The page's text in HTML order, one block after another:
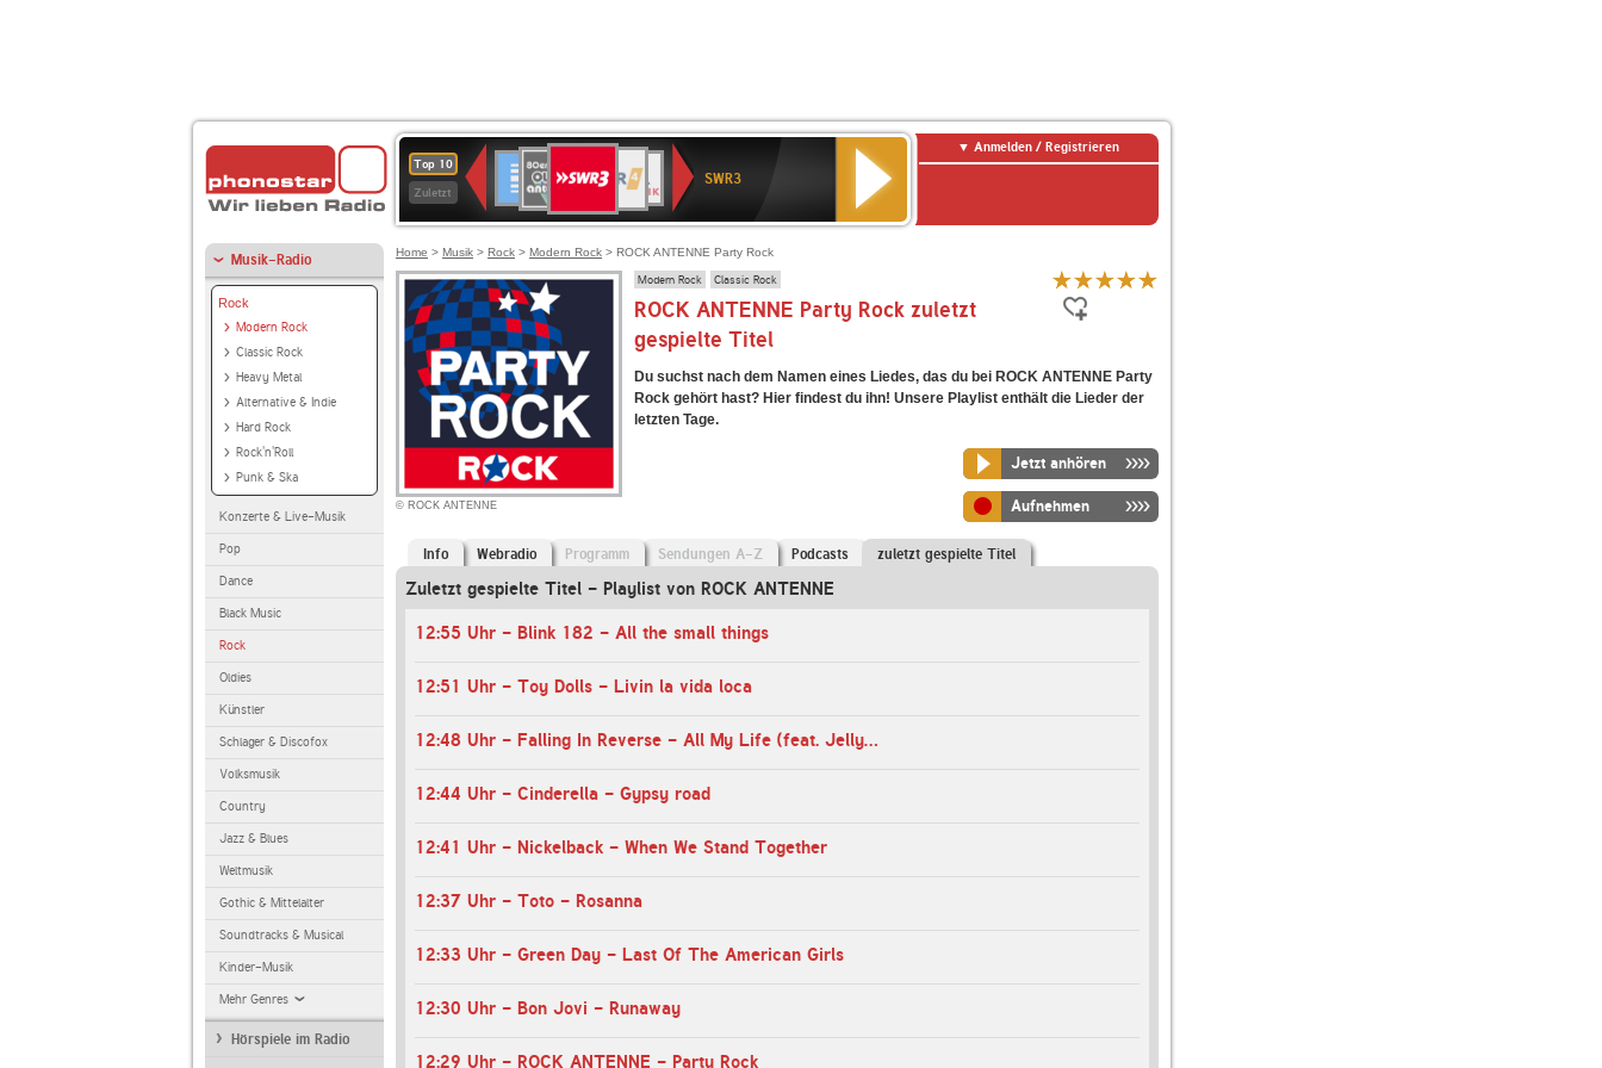
Top 10
Zuletzt
Deutschlandfunk
80er
90er
OLDIE
ANTENNE
4
KLASSIK
SWR
Kultur
NDR
2
SWR3
Anmelden / Registrieren
Musik-Radio
Rock
Modern Rock
Classic Rock
Heavy Metal
Alternative & Indie
Hard Rock
Rock'n'Roll
Punk & Ska
Konzerte & Live-Musik
Pop
Dance
Black Music
Rock
Oldies
Künstler
Schlager & Discofox
Volksmusik
Country
Jazz & Blues
Weltmusik
Gothic & Mittelalter
Soundtracks & Musical
Kinder-Musik
Mehr Genres
Hörspiele im Radio
Home > Musik > Rock > Modern Rock > ROCK ANTENNE Party Rock
© ROCK ANTENNE
Modern Rock Classic Rock
ROCK ANTENNE Party Rock zuletzt
gespielte Titel
Du suchst nach dem Namen eines Liedes, das du bei ROCK ANTENNE Party
Rock gehört hast? Hier findest du ihn! Unsere Playlist enthält die Lieder der
letzten Tage.
Jetzt anhören
Aufnehmen
Info Webradio Programm Sendungen A-Z Podcasts zuletzt gespielte Titel
Zuletzt gespielte Titel - Playlist von ROCK ANTENNE
12:55 Uhr - Blink 182 - All the small things
12:51 Uhr - Toy Dolls - Livin la vida loca
12:48 Uhr - Falling In Reverse - All My Life (feat. Jelly Roll)
12:44 Uhr - Cinderella - Gypsy road
12:41 Uhr - Nickelback - When We Stand Together
12:37 Uhr - Toto - Rosanna
12:33 Uhr - Green Day - Last Of The American Girls
12:30 Uhr - Bon Jovi - Runaway
12:29 Uhr - ROCK ANTENNE - Party Rock